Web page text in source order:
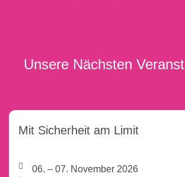
Unsere Nächsten
Mit Sicherheit am Limit
06. – 07. November 2026